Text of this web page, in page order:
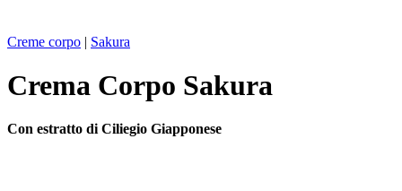
Creme corpo | Sakura
Crema Corpo Sakura
Con estratto di Ciliegio Giapponese